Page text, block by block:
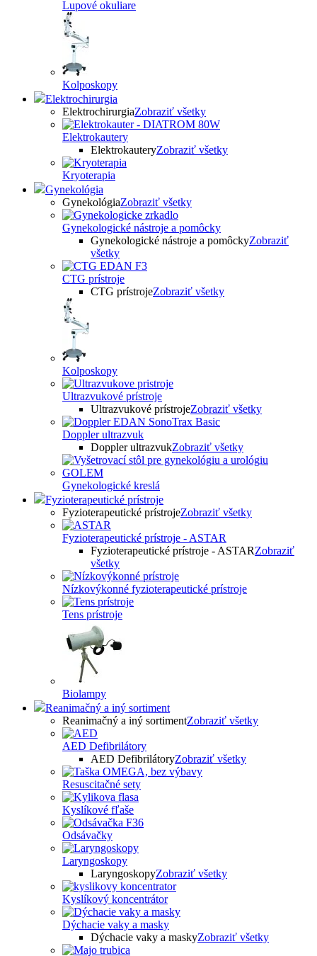
Lupové okuliare
Kolposkopy
Elektrochirurgia
ElektrochirurgiaZobraziť všetky
Elektrokautery
ElektrokauteryZobraziť všetky
Kryoterapia
Gynekológia
GynekológiaZobraziť všetky
Gynekologické nástroje a pomôcky
Gynekologické nástroje a pomôckyZobraziť
všetky
CTG prístroje
CTG prístrojeZobraziť všetky
Kolposkopy
Ultrazvukové prístroje
Ultrazvukové prístrojeZobraziť všetky
Doppler ultrazvuk
Doppler ultrazvukZobraziť všetky
Gynekologické kreslá
Fyzioterapeutické prístroje
Fyzioterapeutické prístrojeZobraziť všetky
Fyzioterapeutické prístroje - ASTAR
Fyzioterapeutické prístroje - ASTARZobraziť
všetky
Nízkovýkonné fyzioterapeutické prístroje
Tens prístroje
Biolampy
Reanimačný a iný sortiment
Reanimačný a iný sortimentZobraziť všetky
AED Defibrilátory
AED DefibrilátoryZobraziť všetky
Resuscitačné sety
Kyslíkové fľaše
Odsávačky
Laryngoskopy
LaryngoskopyZobraziť všetky
Kyslíkový koncentrátor
Dýchacie vaky a masky
Dýchacie vaky a maskyZobraziť všetky